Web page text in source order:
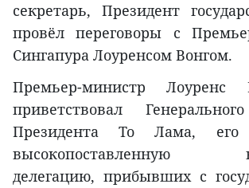
секретарь, Президент
провёл переговоры с
Сингапура Лоуренсом Вонгом.
Премьер-министр Лоуренс
приветствовал
Президента То Лама,
высокопоставленную
делегацию, прибывших с